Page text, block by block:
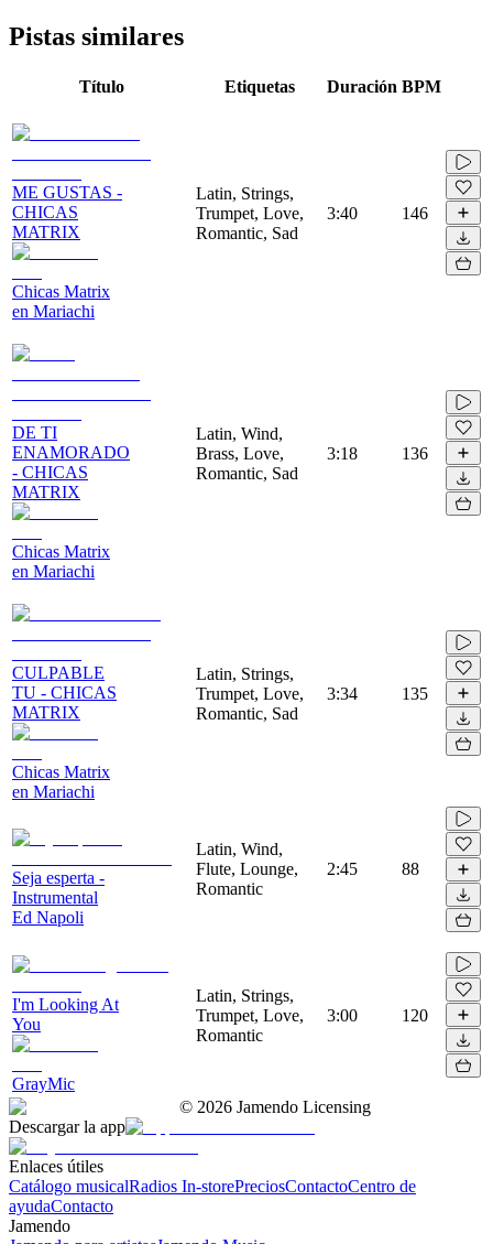
Pistas similares
Título Etiquetas Duración BPM
ME GUSTAS -
CHICAS
MATRIX
Chicas Matrix
en Mariachi
Latin, Strings,
Trumpet, Love,
Romantic, Sad
3:40 146
DE TI
ENAMORADO
- CHICAS
MATRIX
Chicas Matrix
en Mariachi
Latin, Wind,
Brass, Love,
Romantic, Sad
3:18 136
CULPABLE
TU - CHICAS
MATRIX
Chicas Matrix
en Mariachi
Latin, Strings,
Trumpet, Love,
Romantic, Sad
3:34 135
Seja esperta -
Instrumental
Ed Napoli
Latin, Wind,
Flute, Lounge,
Romantic
2:45 88
I'm Looking At
You
GrayMic
Latin, Strings,
Trumpet, Love,
Romantic
3:00 120
© 2026 Jamendo Licensing
Descargar la app
Enlaces útiles
Catálogo musicalRadios In-storePreciosContactoCentro de
ayudaContacto
Jamendo